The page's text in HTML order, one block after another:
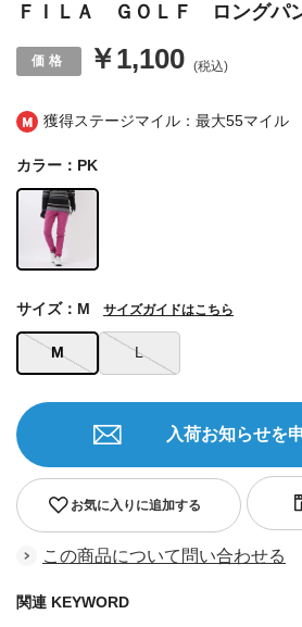
獲得ステージマイル：最大55マイル
ＦＩＬＡ ＧＯＬＦ ロングパ
￥1,100 (税込)
カラー：PK
M L
サイズ：M サイズガイドはこちら
お気に入りに追加する
入荷お知らせを
この商品について問い合わせる
関連 KEYWORD